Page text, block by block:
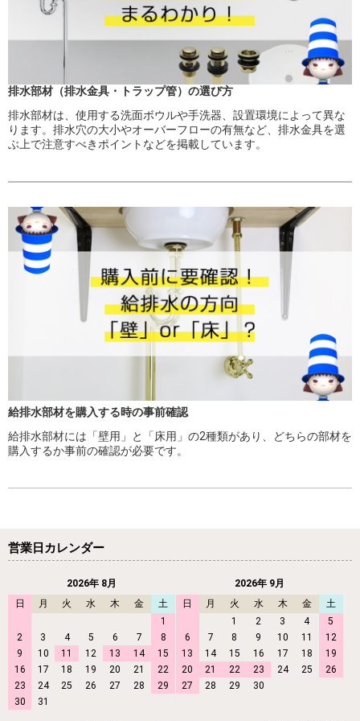
排水部材（排水金具・トラップ管）の選び方
排水部材は、使用する洗面ボウルや手洗器、設置環境によって異な
ります。排水穴の大小やオーバーフローの有無など、排水金具を選
ぶ上で注意すべきポイントなどを掲載しています。
給排水部材を購入する時の事前確認
給排水部材には「壁用」と「床用」の2種類があり、どちらの部材を
購入するか事前の確認が必要です。
営業日カレンダー
2026年 8月
日
月 火 水 木 金
土
1
2
3 4 5 6 7
8
9
10 11 12 13 14
15
16
17 18 19 20 21
22
23
24 25 26 27 28
29
30
31
2026年 9月
日
月 火 水 木 金
土
1
2 3 4
5
6
7 8 9 10 11
12
13
14 15 16 17 18
19
20
21 22 23 24 25
26
27
28 29 30